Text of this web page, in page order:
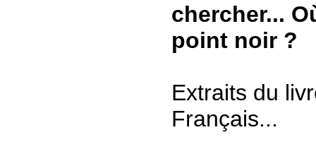
chercher...
point noir ?
Extraits du
Français...